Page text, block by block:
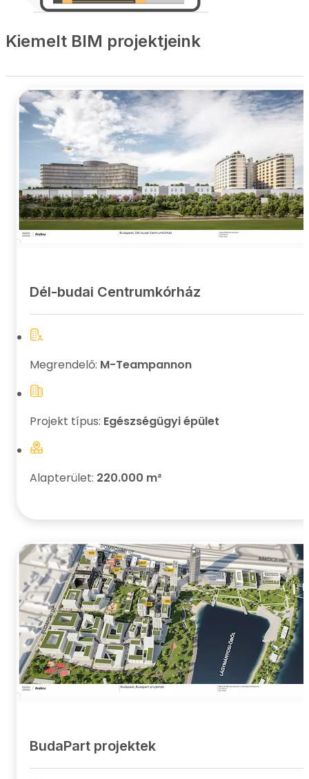
Kiemelt BIM projektjeink
Dél-budai Centrumkórház
Megrendelő: M-Teampannon
Projekt típus: Egészségügyi épület
Alapterület: 220.000 m²
BudaPart projektek